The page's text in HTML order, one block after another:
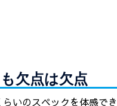
欠点は欠点
いのスペックを体感で